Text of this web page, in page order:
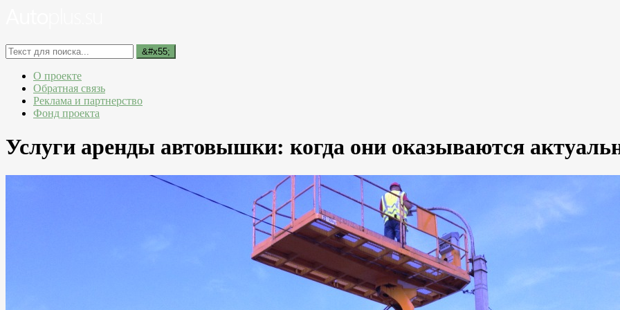
О проекте
Обратная связь
Реклама и партнерство
Фонд проекта
Услуги аренды автовышки: когда они оказываются